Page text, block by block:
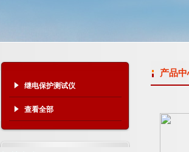
继电保护测试仪
查看全部
产品中